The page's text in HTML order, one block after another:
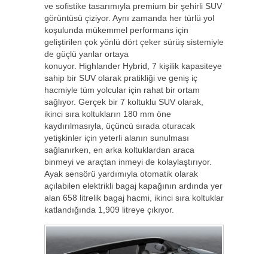
ve sofistike tasarımıyla premium bir şehirli SUV
görüntüsü çiziyor. Aynı zamanda her türlü yol
koşulunda mükemmel performans için
geliştirilen çok yönlü dört çeker sürüş sistemiyle
de güçlü yanlar ortaya
konuyor. Highlander Hybrid, 7 kişilik kapasiteye
sahip bir SUV olarak pratikliği ve geniş iç
hacmiyle tüm yolcular için rahat bir ortam
sağlıyor. Gerçek bir 7 koltuklu SUV olarak,
ikinci sıra koltukların 180 mm öne
kaydırılmasıyla, üçüncü sırada oturacak
yetişkinler için yeterli alanın sunulması
sağlanırken, en arka koltuklardan araca
binmeyi ve araçtan inmeyi de kolaylaştırıyor.
Ayak sensörü yardımıyla otomatik olarak
açılabilen elektrikli bagaj kapağının ardında yer
alan 658 litrelik bagaj hacmi, ikinci sıra koltuklar
katlandığında 1,909 litreye çıkıyor.